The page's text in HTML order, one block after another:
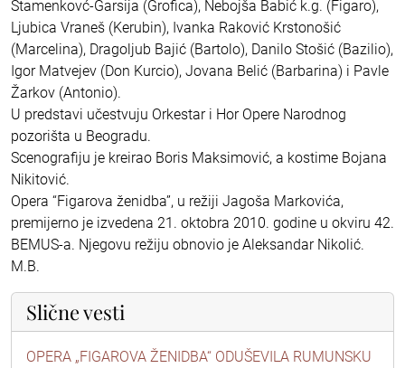
Stamenkovć-Garsija (Grofica), Nebojša Babić k.g. (Figaro),
Ljubica Vraneš (Kerubin), Ivanka Raković Krstonošić
(Marcelina), Dragoljub Bajić (Bartolo), Danilo Stošić (Bazilio),
Igor Matvejev (Don Kurcio), Jovana Belić (Barbarina) i Pavle
Žarkov (Antonio).
U predstavi učestvuju Orkestar i Hor Opere Narodnog
pozorišta u Beogradu.
Scenografiju je kreirao Boris Maksimović, a kostime Bojana
Nikitović.
Opera “Figarova ženidba”, u režiji Jagoša Markovića,
premijerno je izvedena 21. oktobra 2010. godine u okviru 42.
BEMUS-a. Njegovu režiju obnovio je Aleksandar Nikolić.
M.B.
Slične vesti
OPERA „FIGAROVA ŽENIDBA“ ODUŠEVILA RUMUNSKU